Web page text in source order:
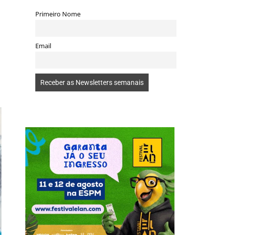
Primeiro Nome
Email